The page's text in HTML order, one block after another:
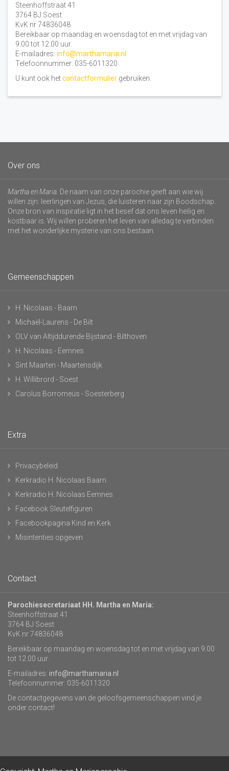
Steenhoffstraat 41
3764 BJ Soest
KvK nr 74836048
Bereikbaar op maandag en woensdag tot en met vrijdag van
9.00 tot 12.00 uur.
E-mailadres: info@marthamaria.nl
Telefoonnummer: 035-6011320
U kunt ook hetcontactformulier gebruiken.
Over ons
Martha en Maria . De naam van onze parochie geeft aan wie wij
willen zijn: leerlingen van Jezus, die luisteren naar zijn Boodschap.
Onze bron van inspiratie ligt in het besef dat ons leven heilig en
kostbaar is. Wij willen proberen het leven van alledag te verbinden
met het wonderlijke mysterie van ons bestaan.
Gemeenschappen
H. Nicolaas - Baarn
Michaël-Laurens - De Bilt
OLV van Altijddurende Bijstand - Bilthoven
H. Nicolaas - Eemnes
Sint Maarten - Maartensdijk
H. Willibrord - Soest
Carolus Borromeüs - Soesterberg
Extra
Privacybeleid
Kerkradio H. Nicolaas Baarn
Kerkradio H. Nicolaas Eemnes
Facebook Sleutelfiguren
Facebookpagina Kind en Kerk
Misintenties opgeven
Contact
Parochiesecretariaat HH. Martha en Maria:
Steenhoffstraat 41
3764 BJ Soest
KvK nr 74836048
Bereikbaar op maandag en woensdag tot en met vrijdag van 9.00
tot 12.00 uur.
E-mailadres: info@marthamaria.nl
Telefoonnummer: 035-6011320
De contactgegevens van de geloofsgemeenschappen vind je
onder contact!